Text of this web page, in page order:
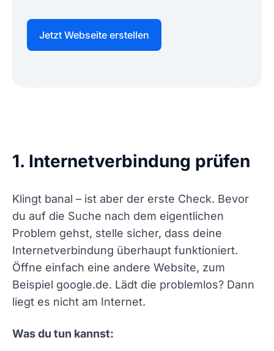
Jetzt Webseite erstellen
1. Internetverbindung prüfen
Klingt banal – ist aber der erste Check. Bevor
du auf die Suche nach dem eigentlichen
Problem gehst, stelle sicher, dass deine
Internetverbindung überhaupt funktioniert.
Öffne einfach eine andere Website, zum
Beispiel google.de. Lädt die problemlos? Dann
liegt es nicht am Internet.
Was du tun kannst: